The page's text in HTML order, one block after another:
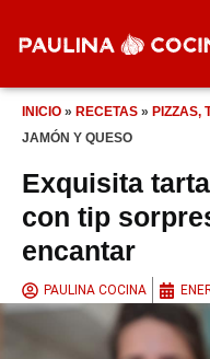
INICIO » RECETAS » PIZZAS,
JAMÓN Y QUESO
Exquisita
con tip
encantar
PAULINA COCINA